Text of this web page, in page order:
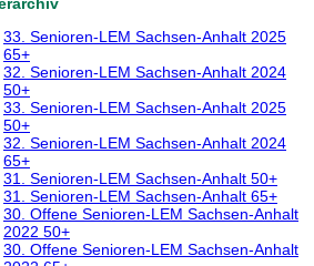
33. Senioren-LEM Sachsen-Anhalt 2025
65+
32. Senioren-LEM Sachsen-Anhalt 2024
50+
33. Senioren-LEM Sachsen-Anhalt 2025
50+
32. Senioren-LEM Sachsen-Anhalt 2024
65+
31. Senioren-LEM Sachsen-Anhalt 50+
31. Senioren-LEM Sachsen-Anhalt 65+
30. Offene Senioren-LEM Sachsen-Anhalt
2022 50+
30. Offene Senioren-LEM Sachsen-Anhalt